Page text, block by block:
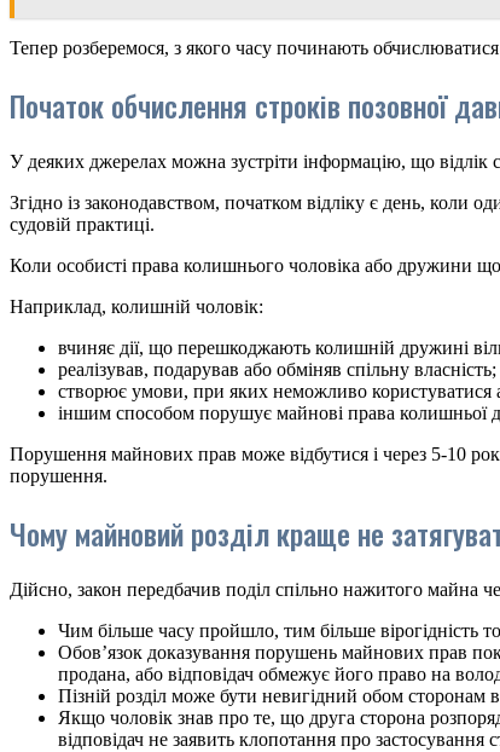
Тепер розберемося, з якого часу починають
Початок обчислення строків позовної
У деяких джерелах можна зустріти інформацію, що відлік
Згідно із законодавством, початком відліку є день, коли
судовій практиці.
Коли особисті права колишнього чоловіка або дружини
Наприклад, колишній чоловік:
вчиняє дії, що перешкоджають колишній дружині
реалізував, подарував або обміняв спільну власність;
створює умови, при яких неможливо користуватися
іншим способом порушує майнові права колишньої
Порушення майнових прав може відбутися і через 5-10
порушення.
Чому майновий розділ краще не
Дійсно, закон передбачив поділ спільно нажитого майна
Чим більше часу пройшло, тим більше вірогідність
Обов’язок доказування порушень майнових прав
продана, або відповідач обмежує його право на
Пізній розділ може бути невигідний обом сторонам
Якщо чоловік знав про те, що друга сторона
відповідач не заявить клопотання про застосування